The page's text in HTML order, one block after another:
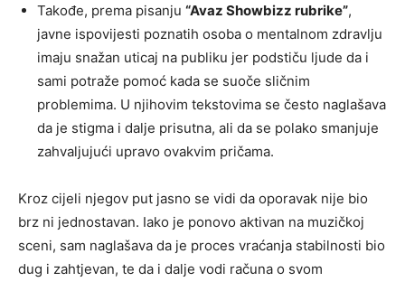
Takođe, prema pisanju “Avaz Showbizz rubrike”,
javne ispovijesti poznatih osoba o mentalnom zdravlju
imaju snažan uticaj na publiku jer podstiču ljude da i
sami potraže pomoć kada se suoče sličnim
problemima. U njihovim tekstovima se često naglašava
da je stigma i dalje prisutna, ali da se polako smanjuje
zahvaljujući upravo ovakvim pričama.
Kroz cijeli njegov put jasno se vidi da oporavak nije bio
brz ni jednostavan. Iako je ponovo aktivan na muzičkoj
sceni, sam naglašava da je proces vraćanja stabilnosti bio
dug i zahtjevan, te da i dalje vodi računa o svom